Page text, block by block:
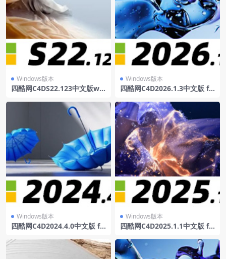
Windows版本
四酷网C4DS22.123中文版win
Windows版本
四酷网C4D2026.1.3中文版 fo
Windows版本
四酷网C4D2024.4.0中文版 fo
Windows版本
四酷网C4D2025.1.1中文版 fo